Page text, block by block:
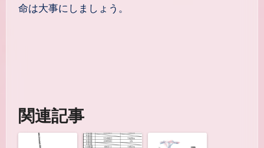
命は大事にしましょう。
関連記事